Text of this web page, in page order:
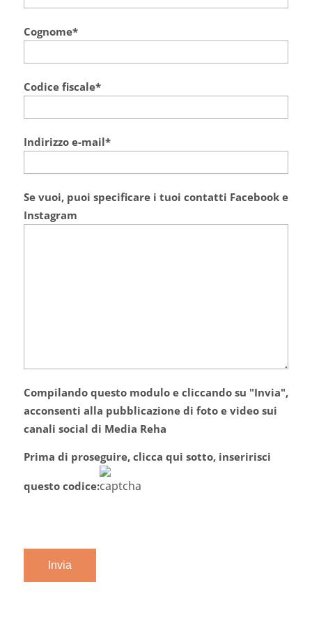
Cognome*
Codice fiscale*
Indirizzo e-mail*
Se vuoi, puoi specificare i tuoi contatti Facebook e
Instagram
Compilando questo modulo e cliccando su "Invia",
acconsenti alla pubblicazione di foto e video sui
canali social di Media Reha
Prima di proseguire, clicca qui sotto, inseririsci
questo codice: